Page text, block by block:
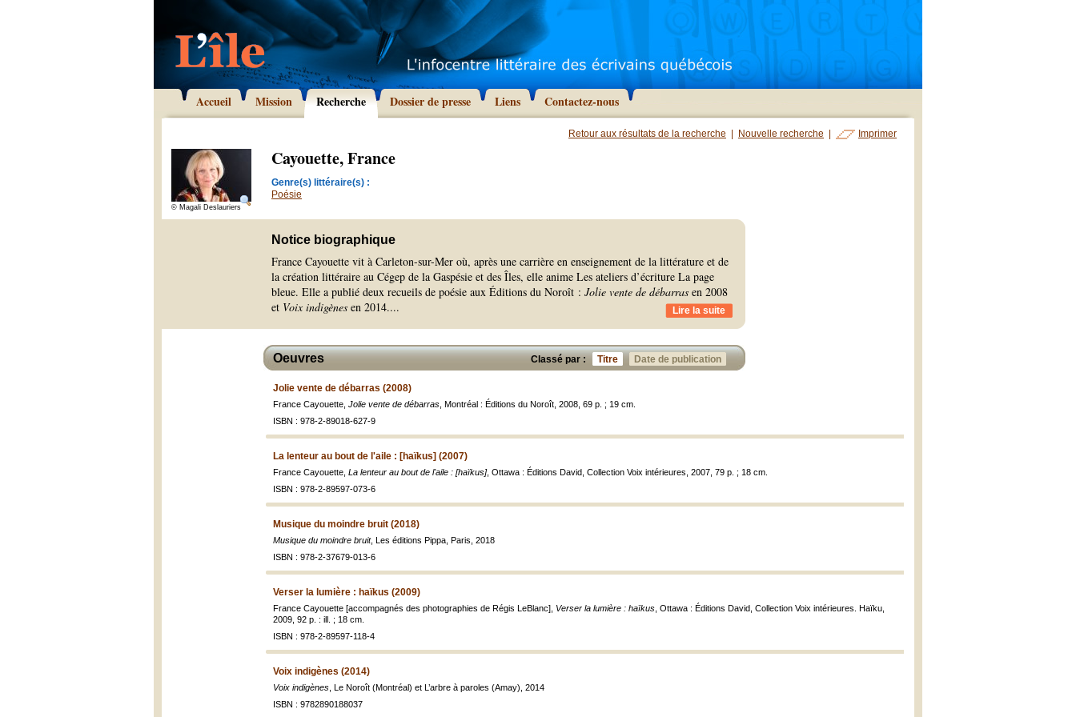
Accueil Mission Recherche Dossier de presse Liens Contactez-nous
Retour aux résultats de la recherche Nouvelle recherche Imprimer
© Magali Deslauriers
Cayouette, France
Genre(s) littéraire(s) :
Poésie
Notice biographique
France Cayouette vit à Carleton-sur-Mer où, après une carrière en enseignement de la littérature et de
la création littéraire au Cégep de la Gaspésie et des Îles, elle anime Les ateliers d’écriture La page
bleue. Elle a publié deux recueils de poésie aux Éditions du Noroît : Jolie vente de débarras en 2008
et Voix indigènes en 2014.... Lire la suite
Classé par : Titre Date de publication
Oeuvres
Jolie vente de débarras (2008)
France Cayouette, Jolie vente de débarras , Montréal : Éditions du Noroît, 2008, 69 p. ; 19 cm.
ISBN : 978-2-89018-627-9
La lenteur au bout de l'aile : [haïkus] (2007)
France Cayouette, La lenteur au bout de l'aile : [haïkus], Ottawa : Éditions David, Collection Voix intérieures, 2007, 79 p. ; 18 cm.
ISBN : 978-2-89597-073-6
Musique du moindre bruit (2018)
Musique du moindre bruit, Les éditions Pippa, Paris, 2018
ISBN : 978-2-37679-013-6
Verser la lumière : haïkus (2009)
France Cayouette [accompagnés des photographies de Régis LeBlanc], Verser la lumière : haïkus , Ottawa : Éditions David, Collection Voix intérieures. Haïku,
2009, 92 p. : ill. ; 18 cm.
ISBN : 978-2-89597-118-4
Voix indigènes (2014)
Voix indigènes , Le Noroît (Montréal) et L’arbre à paroles (Amay), 2014
ISBN : 9782890188037